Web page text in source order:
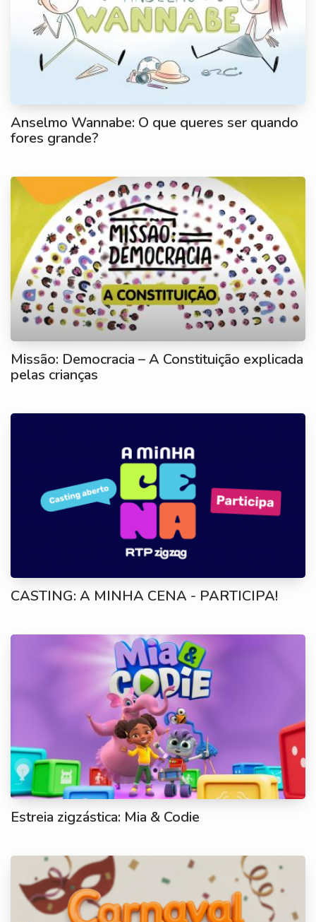
Anselmo Wannabe: O que queres ser quando
fores grande?
Missão: Democracia – A Constituição explicada
pelas crianças
CASTING: A MINHA CENA - PARTICIPA!
Estreia zigzástica: Mia & Codie